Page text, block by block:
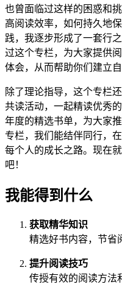
也曾面临过这样的困惑和
高阅读效率，如何持久地
践，我逐步形成了一套行
过这个专栏，为大家提供
体会，从而帮助你们建立
除了理论指导，这个专栏
共读活动，一起精读优秀
年度的精选书单，为大家
专栏，我们能结伴同行，
每个人的成长之路。现在
吧！
我能得到什么
获取精华知识
精选好书内容，节省
提升阅读技巧
传授有效的阅读方法